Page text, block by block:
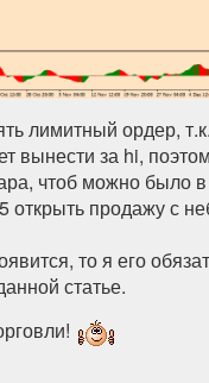
лимитный ордер,
вынести за hi,
чтоб можно было
открыть продажу с
то я его
статье.